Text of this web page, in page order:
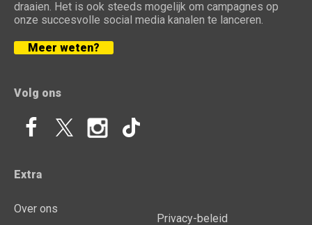
draaien. Het is ook steeds mogelijk om campagnes op
onze succesvolle social media kanalen te lanceren.
Meer weten?
Volg ons
Extra
Over ons
Privacy-beleid